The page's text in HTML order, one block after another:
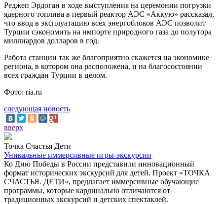
Реджеп Эрдоган в ходе выступления на церемонии погрузки
ядерного топлива в первый реактор АЭС «Аккую» рассказал,
что ввод в эксплуатацию всех энергоблоков АЭС позволит
Турции сэкономить на импорте природного газа до полутора
миллиардов долларов в год.
Работа станции так же благоприятно скажется на экономике
региона, в котором она расположена, и на благосостоянии
всех граждан Турции в целом.
Фото: ria.ru
следующая новость
вверх
Точка Счастья Дети
Уникальные иммерсивные игры-экскурсии
Ко Дню Победы в России представили инновационный
формат исторических экскурсий для детей. Проект «ТОЧКА
СЧАСТЬЯ. ДЕТИ», предлагает иммерсивные обучающие
программы, которые кардинально отличаются от
традиционных экскурсий и детских спектаклей.